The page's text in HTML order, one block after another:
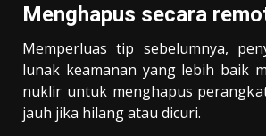
Menghapus secara
Memperluas tip sebelumnya,
lunak keamanan yang lebih baik
nuklir untuk menghapus
jauh jika hilang atau dicuri.